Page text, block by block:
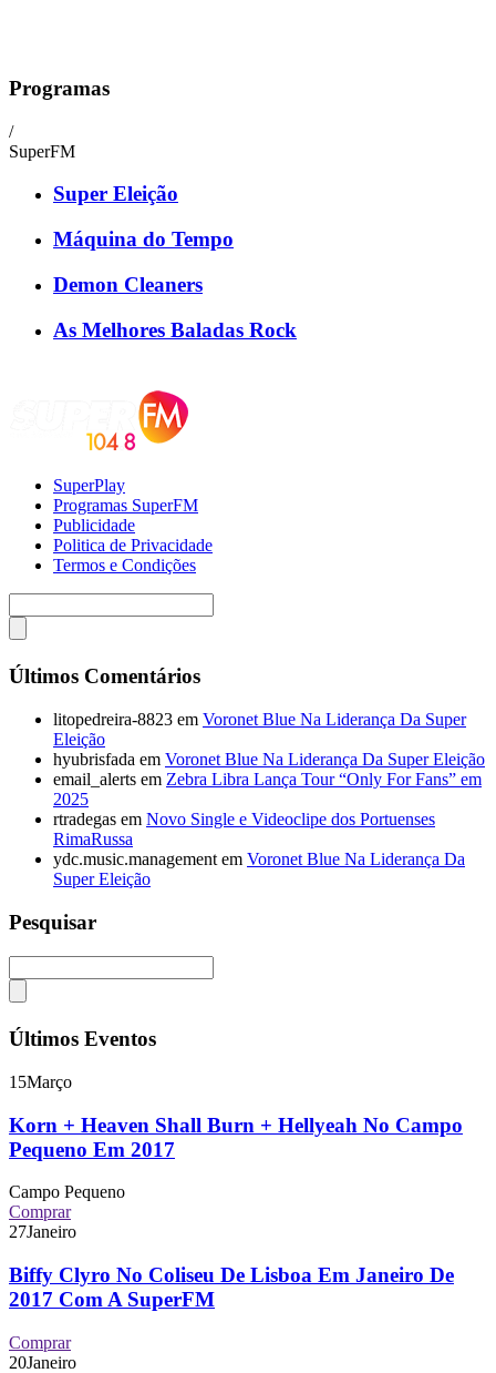
Programas
/
SuperFM
Super Eleição
Máquina do Tempo
Demon Cleaners
As Melhores Baladas Rock
SuperPlay
Programas SuperFM
Publicidade
Politica de Privacidade
Termos e Condições
Últimos Comentários
litopedreira-8823 em Voronet Blue Na Liderança Da Super
Eleição
hyubrisfada em Voronet Blue Na Liderança Da Super Eleição
email_alerts em Zebra Libra Lança Tour “Only For Fans” em
2025
rtradegas em Novo Single e Videoclipe dos Portuenses
RimaRussa
ydc.music.management em Voronet Blue Na Liderança Da
Super Eleição
Pesquisar
Últimos Eventos
15Março
Korn + Heaven Shall Burn + Hellyeah No Campo
Pequeno Em 2017
Campo Pequeno
Comprar
27Janeiro
Biffy Clyro No Coliseu De Lisboa Em Janeiro De
2017 Com A SuperFM
Comprar
20Janeiro